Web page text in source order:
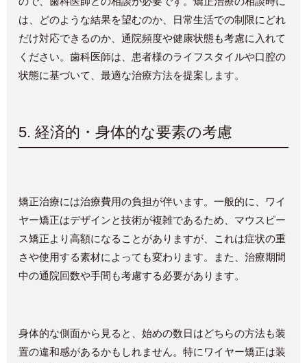
は、どのような結果を望むのか、日常生活での制限にどれ
だけ対応できるのか、通院頻度や健康状態も考慮に入れて
ください。歯科医師は、患者様のライフスタイルや口腔の
状態に基づいて、最適な治療方法を提案します。
5.経済的・身体的な要素の考慮
矯正治療には治療費用の負担が伴います。一般的に、ワイ
ヤー矯正はデザインと技術が複雑であるため、マウスピー
ス矯正より高額になることがありますが、これは症状の重
さや使用する素材によっても変わります。また、治療期間
中の通院回数や手間も考慮する必要があります。
身体的な側面から見ると、始めの数日はどちらの方法も装
置の違和感があるかもしれません。特にワイヤー矯正は装